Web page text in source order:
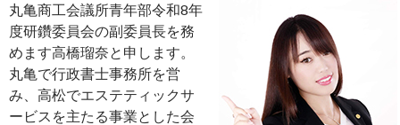
丸亀商工会議所青年部令和8年
度研鑽委員会の副委員長を務
めます高橋瑠奈と申します。
丸亀で行政書士事務所を営
み、高松でエステティックサ
ービスを主たる事業とした会